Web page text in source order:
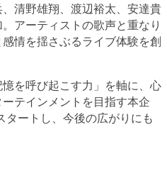
清野雄翔、渡辺裕太、安達貴
アーティストの歌声と重なり
情を揺さぶるライブ体験を創
を呼び起こす力」を軸に、心
テインメントを目指す本企
ートし、今後の広がりにも